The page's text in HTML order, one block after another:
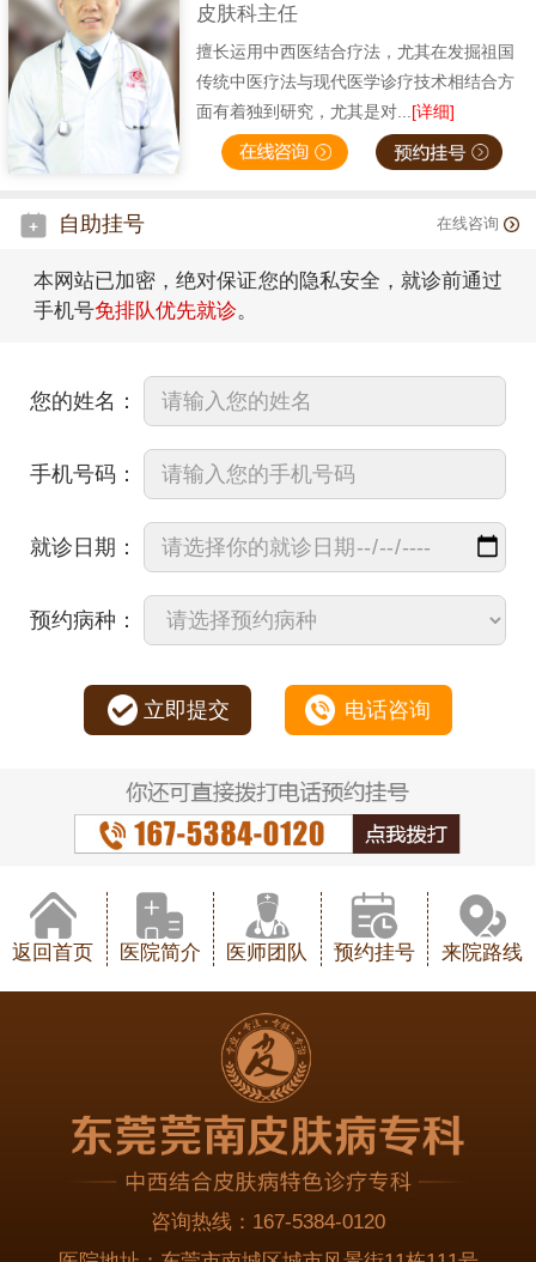
皮肤科主任
擅长运用中西医结合疗法，尤其在发掘祖国
传统中医疗法与现代医学诊疗技术相结合方
面有着独到研究，尤其是对...[详细]
自助挂号 在线咨询
本网站已加密，绝对保证您的隐私安全，就诊前通过
手机号免排队优先就诊。
您的姓名：
手机号码：
就诊日期：
预约病种：
立即提交 电话咨询
返回首页 医院简介 医师团队 预约挂号 来院路线
咨询热线： 167-5384-0120